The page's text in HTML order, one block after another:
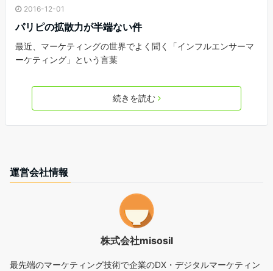
2016-12-01
パリピの拡散力が半端ない件
最近、マーケティングの世界でよく聞く「インフルエンサーマ
ーケティング」という言葉
続きを読む
運営会社情報
株式会社misosil
最先端のマーケティング技術で企業のDX・デジタルマーケティン